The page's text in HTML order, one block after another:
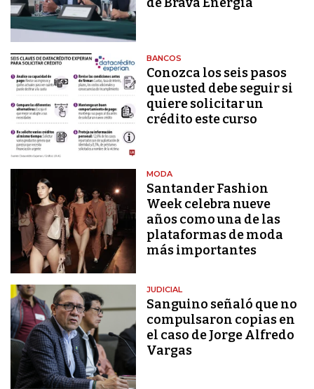
BANCOS
Conozca los seis pasos
que usted debe seguir si
quiere solicitar un
crédito este curso
MODA
Santander Fashion
Week celebra nueve
años como una de las
plataformas de moda
más importantes
JUDICIAL
Sanguino señaló que no
compulsaron copias en
el caso de Jorge Alfredo
Vargas